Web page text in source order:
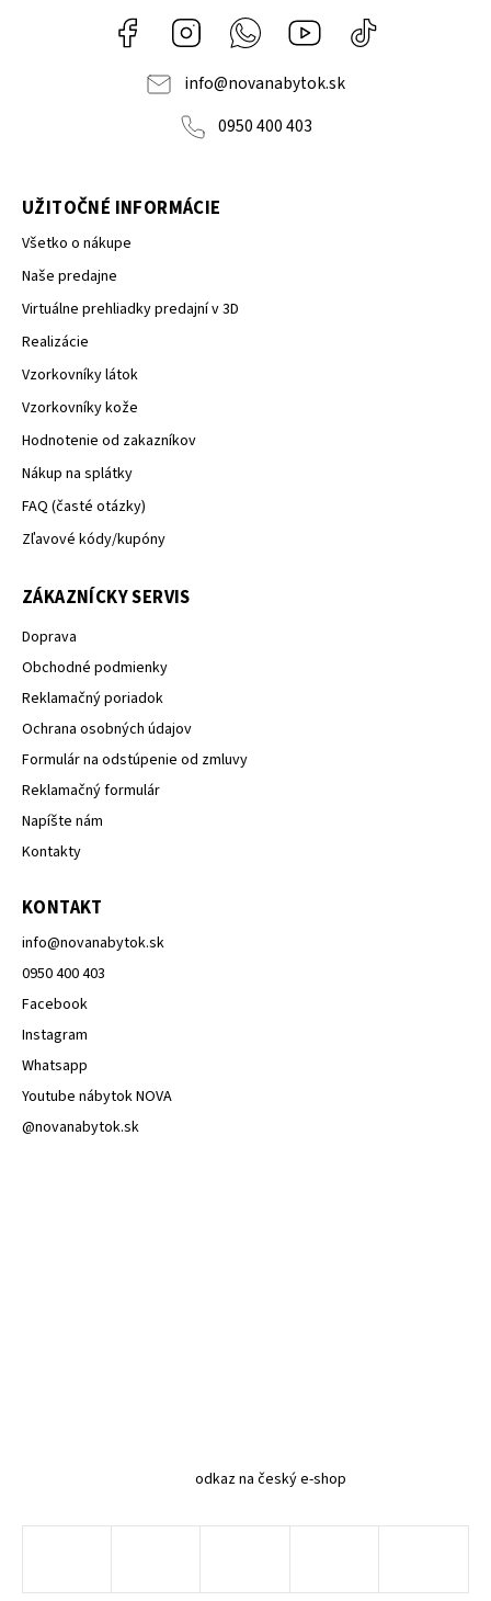
Facebook Instagram Whatsapp Youtube
nábytok
info@novanabytok.sk
0950 400 403
UŽITOČNÉ INFORMÁCIE
Všetko o nákupe
Naše predajne
Virtuálne prehliadky predajní v 3D
Realizácie
Vzorkovníky látok
Vzorkovníky kože
Hodnotenie od zakazníkov
Nákup na splátky
FAQ (časté otázky)
Zľavové kódy/kupóny
ZÁKAZNÍCKY SERVIS
Doprava
Obchodné podmienky
Reklamačný poriadok
Ochrana osobných údajov
Formulár na odstúpenie od zmluvy
Reklamačný formulár
Napíšte nám
Kontakty
KONTAKT
info@novanabytok.sk
0950 400 403
Facebook
Instagram
Whatsapp
Youtube nábytok NOVA
@novanabytok.sk
odkaz na český e-shop